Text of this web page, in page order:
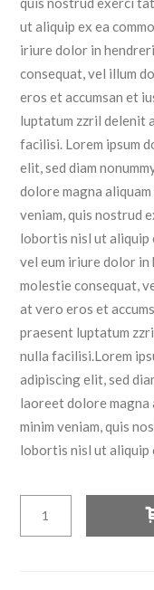
ut aliquip ex ea
iriure dolor in
consequat, vel illum
eros et accumsan et
luptatum zzril delenit
facilisi. Lorem ipsum
elit, sed diam
dolore magna
veniam, quis nostrud
lobortis nisl ut aliquip
vel eum iriure dolor
molestie consequat,
at vero eros et
praesent luptatum
nulla facilisi.Lorem
adipiscing elit, sed
laoreet dolore magna
minim veniam, quis
lobortis nisl ut aliquip